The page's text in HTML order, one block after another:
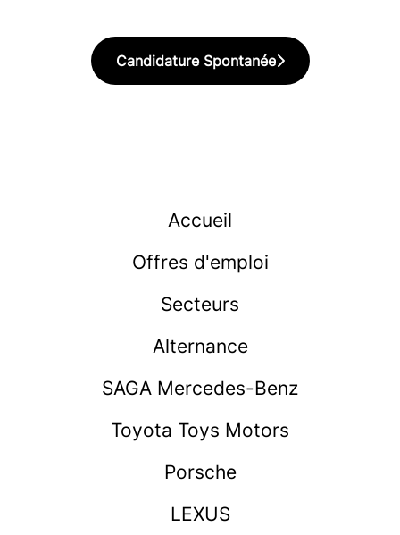
Candidature Spontanée
Accueil
Offres d'emploi
Secteurs
Alternance
SAGA Mercedes-Benz
Toyota Toys Motors
Porsche
LEXUS